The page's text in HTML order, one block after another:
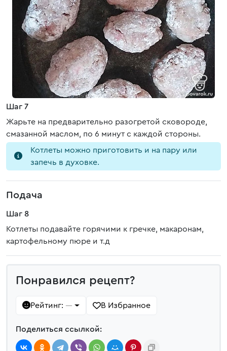
Шаг 7
Жарьте на предварительно разогретой сковороде,
смазанной маслом, по 6 минут с каждой стороны.
Котлеты можно приготовить и на пару или
запечь в духовке.
Подача
Шаг 8
Котлеты подавайте горячими к гречке, макаронам,
картофельному пюре и т.д
Понравился рецепт?
Рейтинг: — В Избранное
Поделиться ссылкой: